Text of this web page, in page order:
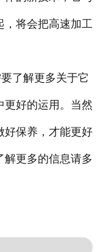
，将会把高速加工
了解更多关于它
更好的运用。当然
好保养，才能更好
解更多的信息请多